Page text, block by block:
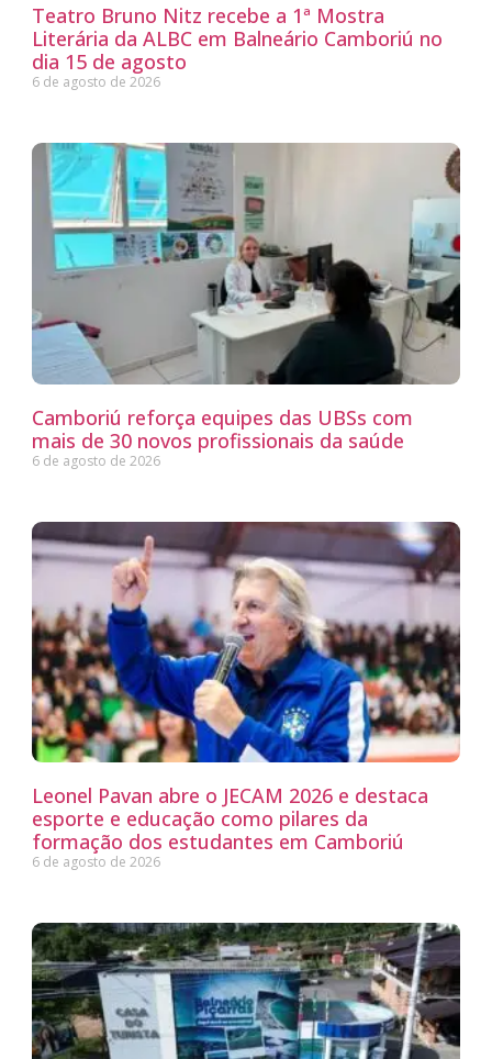
Teatro Bruno Nitz recebe a 1ª Mostra
Literária da ALBC em Balneário Camboriú no
dia 15 de agosto
6 de agosto de 2026
Camboriú reforça equipes das UBSs com
mais de 30 novos profissionais da saúde
6 de agosto de 2026
Leonel Pavan abre o JECAM 2026 e destaca
esporte e educação como pilares da
formação dos estudantes em Camboriú
6 de agosto de 2026